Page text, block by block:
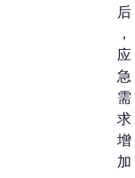
后
，
应
急
需
求
增
加